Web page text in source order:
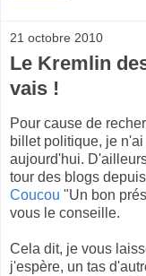
21 octobre 2010
Le Kremlin
vais !
Pour cause de
billet politique, je
aujourd'hui.
tour des blogs
Coucou "Un bon
vous le conseille.
Cela dit, je vous
j'espère, un tas